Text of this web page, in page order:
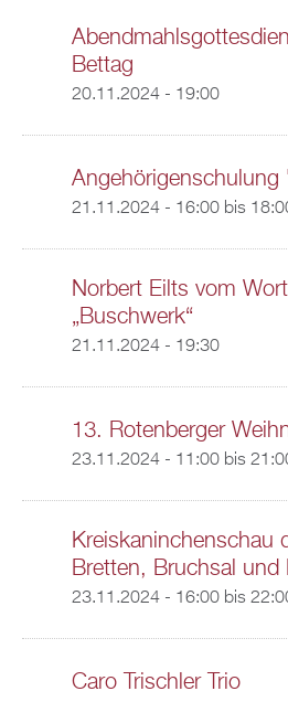
Bettag
20.11.2024 - 19:00
Angehörigenschulung
21.11.2024 - 16:00bis
Norbert Eilts vom
„Buschwerk“
21.11.2024 - 19:30
13. Rotenberger
23.11.2024 - 11:00bis
Kreiskaninchenschau
Bretten, Bruchsal und
23.11.2024 - 16:00bis
Caro Trischler Trio